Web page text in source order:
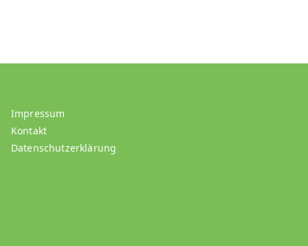
Impressum
Kontakt
Datenschutzerklärung